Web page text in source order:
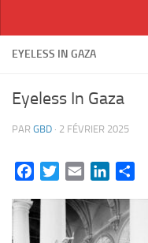
EYELESS IN GAZA
Eyeless In Gaza
PAR GBD · 2 FÉVRIER 2025
FacebookTwitterEmail LinkedIn